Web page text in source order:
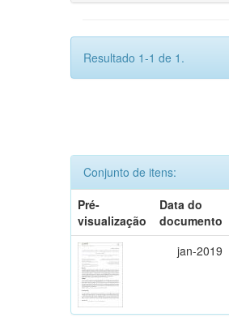
Resultado 1-1 de 1.
Conjunto de itens:
Pré-
visualização
Data do
documento
jan-2019